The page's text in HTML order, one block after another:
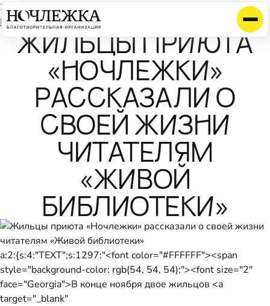
29 ноября 2013
Календарь
ЖИЛЬЦЫ ПРИЮТА
«НОЧЛЕЖКИ»
РАССКАЗАЛИ О
СВОЕЙ ЖИЗНИ
ЧИТАТЕЛЯМ
«ЖИВОЙ
БИБЛИОТЕКИ»
a:2:{s:4:"TEXT";s:1297:"<font color="#FFFFFF"><span
style="background-color: rgb(54, 54, 54);"><font size="2"
face="Georgia">В конце ноября двое жильцов <a
target="_blank"